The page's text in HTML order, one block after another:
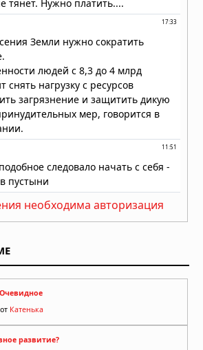
31.07.2026 в 08:20
необходима авторизация
от Катенька
развитие?